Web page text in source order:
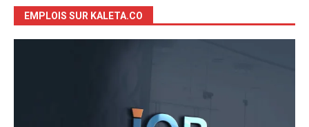
EMPLOIS SUR KALETA.CO